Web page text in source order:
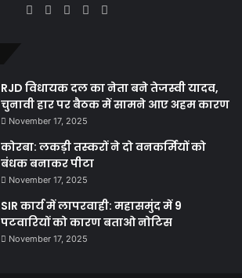
Facebook
X YouTubeInstagram
RJD विधायक दल का नेता बने तेजस्वी यादव,
चुनावी हार पर बैठक में सामने आए अहम कारण
November 17, 2025
कोरबा: लकड़ी तस्करों ने दो वनकर्मियों को
बंधक बनाकर पीटा
November 17, 2025
SIR कार्य में लापरवाही: महासमुंद में 9
पटवारियों को कारण बताओ नोटिस
November 17, 2025